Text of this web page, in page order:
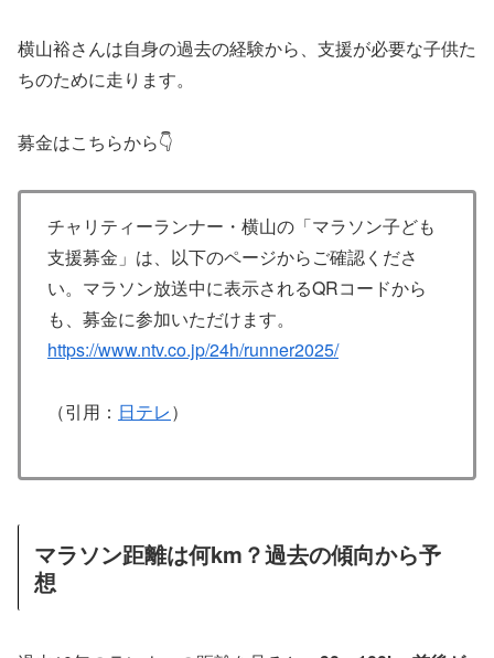
横山裕さんは自身の過去の経験から、支援が必要な子供た
ちのために走ります。
募金はこちらから👇
チャリティーランナー・横山の「マラソン子ども
支援募金」は、以下のページからご確認くださ
い。マラソン放送中に表示されるQRコードから
も、募金に参加いただけます。
https://www.ntv.co.jp/24h/runner2025/
（引用： 日テレ）
マラソン距離は何km？過去の傾向から予
想